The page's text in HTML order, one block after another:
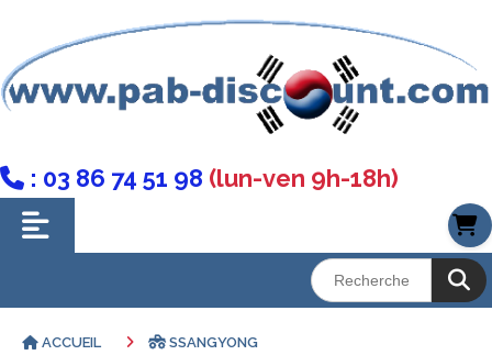
 : 03 86 74 51 98 (lun-ven 9h-18h)
ACCUEIL
SSANGYONG